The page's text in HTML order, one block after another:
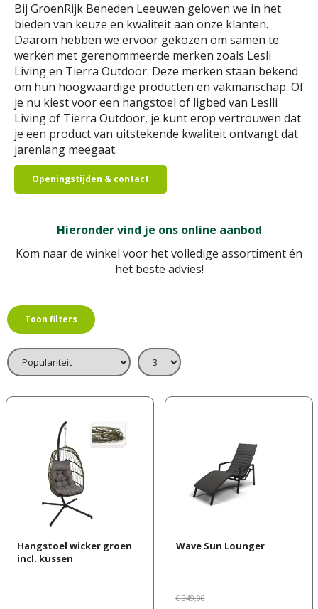
Bij GroenRijk Beneden Leeuwen geloven we in het
bieden van keuze en kwaliteit aan onze klanten.
Daarom hebben we ervoor gekozen om samen te
werken met gerenommeerde merken zoals Lesli
Living en Tierra Outdoor. Deze merken staan bekend
om hun hoogwaardige producten en vakmanschap. Of
je nu kiest voor een hangstoel of ligbed van Leslli
Living of Tierra Outdoor, je kunt erop vertrouwen dat
je een product van uitstekende kwaliteit ontvangt dat
jarenlang meegaat.
Openingstijden & contact
Hieronder vind je ons online aanbod
Kom naar de winkel voor het volledige assortiment én
het beste advies!
Toon filters
Hangstoel wicker groen
incl. kussen
Wave Sun Lounger
€ 349,00